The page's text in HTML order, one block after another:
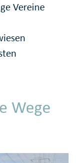
Vereine
Wege